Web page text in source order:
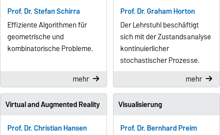
Prof. Dr. Stefan Schirra
Effiziente Algorithmen für
geometrische und
kombinatorische Probleme.
mehr
Prof. Dr. Graham Horton
Der Lehrstuhl beschäftigt
sich mit der Zustandsanalyse
kontinuierlicher
stochastischer Prozesse.
mehr
Virtual and Augmented Reality
Prof. Dr. Christian Hansen
Visualisierung
Prof. Dr. Bernhard Preim